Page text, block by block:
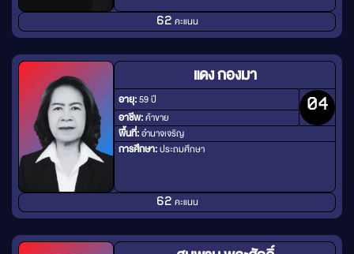
62 คะแนน
แดง กองมา
อายุ:59 ปี
อาชีพ:ค้าขาย
04
พื้นที่:อำนาจเจริญ
การศึกษา:ประถมศึกษา
62 คะแนน